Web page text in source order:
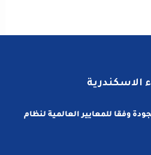
الاسكندرية
وفقا للمعايير العالمية لنظام